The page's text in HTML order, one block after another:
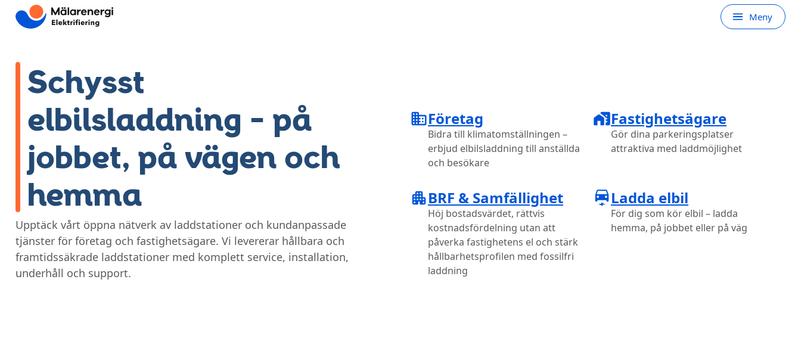
Hoppa till huvudinnehåll
Meny
Schysst
elbilsladdning – på
jobbet, på vägen och
hemma
Upptäck vårt öppna nätverk av laddstationer och kundanpassade
tjänster för företag och fastighetsägare. Vi levererar hållbara och
framtidssäkrade laddstationer med komplett service, installation,
underhåll och support.
Företag
Bidra till klimatomställningen –
erbjud elbilsladdning till anställda
och besökare
Fastighetsägare
Gör dina parkeringsplatser
attraktiva med laddmöjlighet
BRF & Samfällighet
Höj bostadsvärdet, rättvis
kostnadsfördelning utan att
påverka fastighetens el och stärk
hållbarhetsprofilen med fossilfri
laddning
Ladda elbil
För dig som kör elbil – ladda
hemma, på jobbet eller på väg